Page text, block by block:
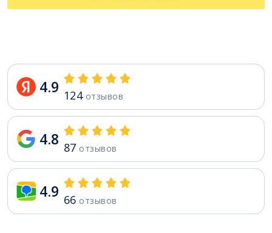
4.9 124отзывов
4.8 87 отзывов
4.9 66 отзывов